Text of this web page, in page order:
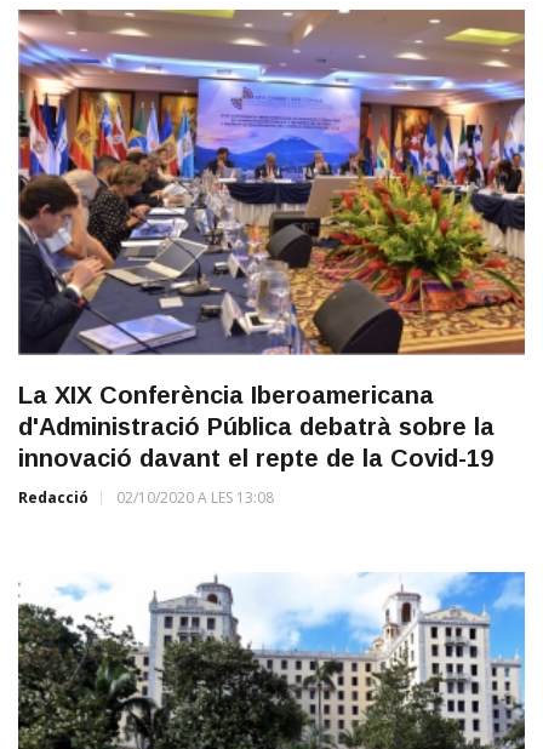
La XIX Conferència Iberoamericana
d'Administració Pública debatrà sobre la
innovació davant el repte de la Covid-19
Redacció 02/10/2020 A LES 13:08